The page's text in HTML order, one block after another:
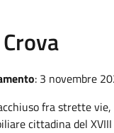
: 3 novembre
fra strette
cittadina del XVIII